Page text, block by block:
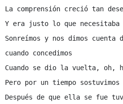
La comprensión creció tan
Y era justo lo que necesitaba
Sonreímos y nos dimos cuenta
cuando concedimos
Cuando se dio la vuelta, oh,
Pero por un tiempo
Después de que ella se fue